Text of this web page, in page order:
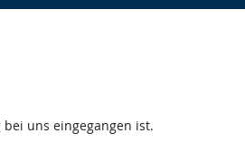
uns eingegangen ist.